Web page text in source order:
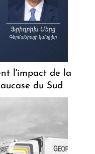
l'impact de la
du Sud